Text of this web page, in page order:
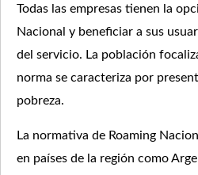
Todas las empresas tienen la
Nacional y beneficiar a sus
del servicio. La población
norma se caracteriza por
pobreza.
La normativa de Roaming
en países de la región como